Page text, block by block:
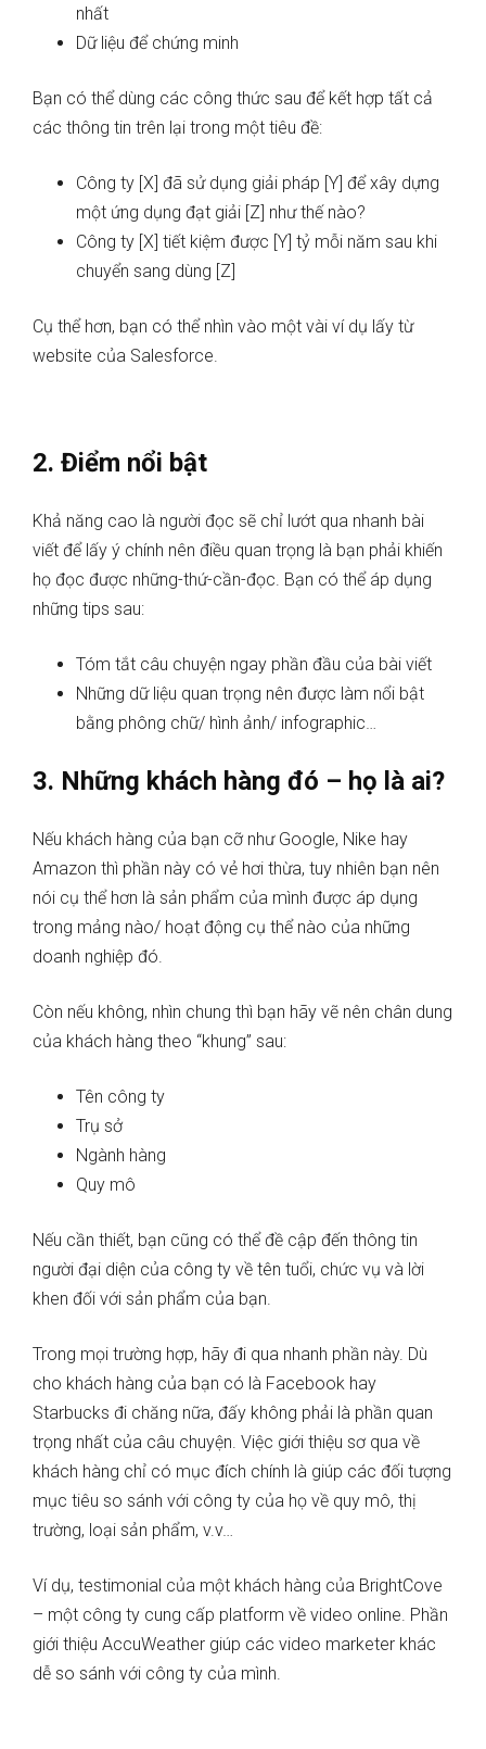
nhất
Dữ liệu để chứng minh
Bạn có thể dùng các công thức sau để kết hợp tất cả
các thông tin trên lại trong một tiêu đề:
Công ty [X] đã sử dụng giải pháp [Y] để xây dựng
một ứng dụng đạt giải [Z] như thế nào?
Công ty [X] tiết kiệm được [Y] tỷ mỗi năm sau khi
chuyển sang dùng [Z]
Cụ thể hơn, bạn có thể nhìn vào một vài ví dụ lấy từ
website của Salesforce.
2. Điểm nổi bật
Khả năng cao là người đọc sẽ chỉ lướt qua nhanh bài
viết để lấy ý chính nên điều quan trọng là bạn phải khiến
họ đọc được những-thứ-cần-đọc. Bạn có thể áp dụng
những tips sau:
Tóm tắt câu chuyện ngay phần đầu của bài viết
Những dữ liệu quan trọng nên được làm nổi bật
bằng phông chữ/ hình ảnh/ infographic…
3. Những khách hàng đó – họ là ai?
Nếu khách hàng của bạn cỡ như Google, Nike hay
Amazon thì phần này có vẻ hơi thừa, tuy nhiên bạn nên
nói cụ thể hơn là sản phẩm của mình được áp dụng
trong mảng nào/ hoạt động cụ thể nào của những
doanh nghiệp đó.
Còn nếu không, nhìn chung thì bạn hãy vẽ nên chân dung
của khách hàng theo “khung” sau:
Tên công ty
Trụ sở
Ngành hàng
Quy mô
Nếu cần thiết, bạn cũng có thể đề cập đến thông tin
người đại diện của công ty về tên tuổi, chức vụ và lời
khen đối với sản phẩm của bạn.
Trong mọi trường hợp, hãy đi qua nhanh phần này. Dù
cho khách hàng của bạn có là Facebook hay
Starbucks đi chăng nữa, đấy không phải là phần quan
trọng nhất của câu chuyện. Việc giới thiệu sơ qua về
khách hàng chỉ có mục đích chính là giúp các đối tượng
mục tiêu so sánh với công ty của họ về quy mô, thị
trường, loại sản phẩm, v.v…
Ví dụ, testimonial của một khách hàng của BrightCove
– một công ty cung cấp platform về video online. Phần
giới thiệu AccuWeather giúp các video marketer khác
dễ so sánh với công ty của mình.